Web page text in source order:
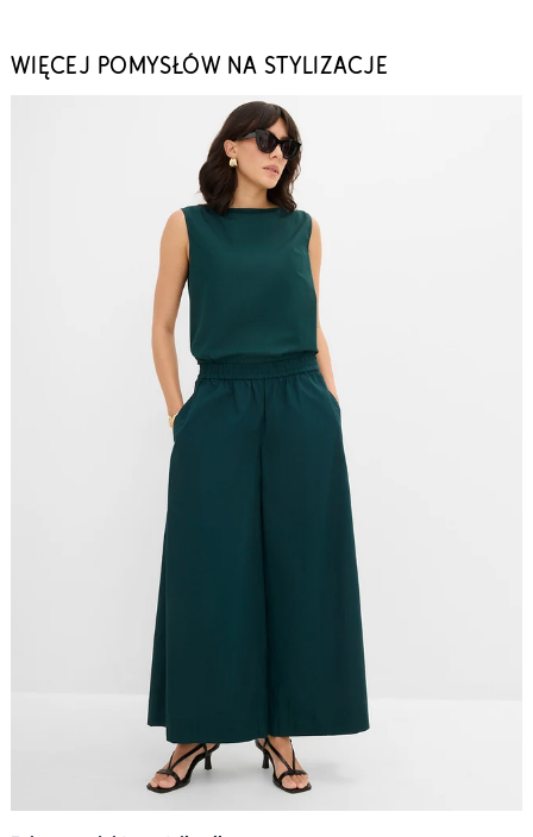
WIĘCEJ POMYSŁÓW NA STYLIZACJE